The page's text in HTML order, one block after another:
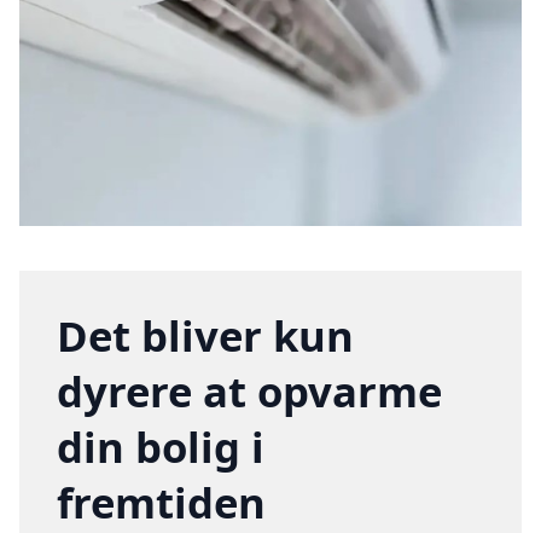
Det bliver kun
dyrere at opvarme
din bolig i
fremtiden